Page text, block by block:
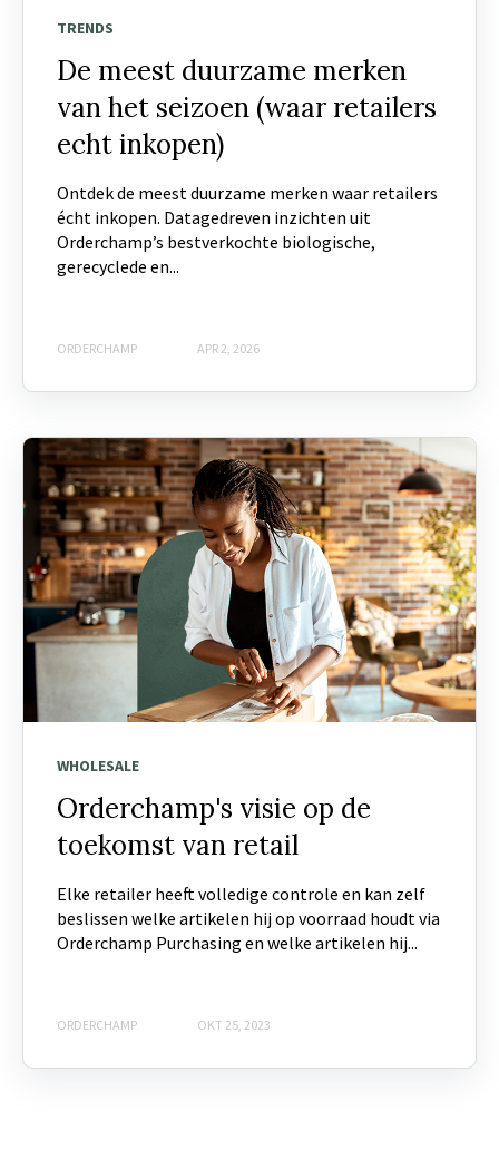
TRENDS
De meest duurzame merken
van het seizoen (waar retailers
echt inkopen)
Ontdek de meest duurzame merken waar retailers
écht inkopen. Datagedreven inzichten uit
Orderchamp’s bestverkochte biologische,
gerecyclede en...
ORDERCHAMP APR 2, 2026
WHOLESALE
Orderchamp's visie op de
toekomst van retail
Elke retailer heeft volledige controle en kan zelf
beslissen welke artikelen hij op voorraad houdt via
Orderchamp Purchasing en welke artikelen hij...
ORDERCHAMP OKT 25, 2023